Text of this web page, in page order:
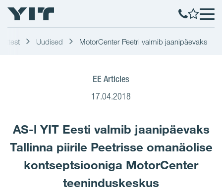
Uudised MotorCenter Peetri valmib jaanipäevaks
EE Articles
17.04.2018
AS-l YIT Eesti valmib jaanipäevaks
Tallinna piirile Peetrisse omanäolise
kontseptsiooniga MotorCenter
teeninduskeskus